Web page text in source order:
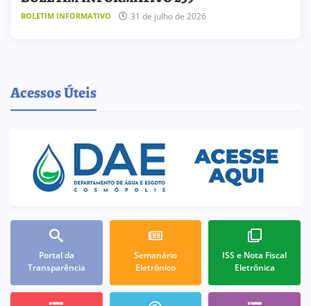
BOLETIM INFORMATIVO 31 de julho de 2026
Acessos Úteis
Portal da
Transparência
Semanário
Eletrônico
ISS e Nota Fiscal
Eletrônica